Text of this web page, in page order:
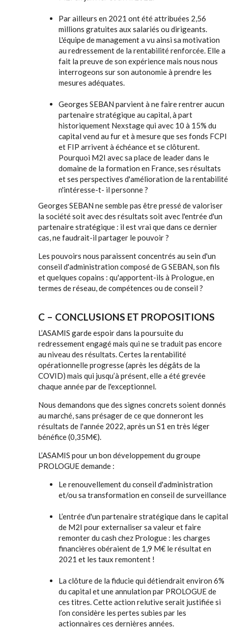
Par ailleurs en 2021 ont été attribuées 2,56
millions gratuites aux salariés ou dirigeants.
L'équipe de management a vu ainsi sa motivation
au redressement de la rentabilité renforcée. Elle a
fait la preuve de son expérience mais nous nous
interrogeons sur son autonomie à prendre les
mesures adéquates.
Georges SEBAN parvient à ne faire rentrer aucun
partenaire stratégique au capital, à part
historiquement Nexstage qui avec 10 à 15% du
capital vend au fur et à mesure que ses fonds FCPI
et FIP arrivent à échéance et se clôturent.
Pourquoi M2I avec sa place de leader dans le
domaine de la formation en France, ses résultats
et ses perspectives d'amélioration de la rentabilité
n'intéresse-t- il personne ?
Georges SEBAN ne semble pas être pressé de valoriser
la société soit avec des résultats soit avec l'entrée d'un
partenaire stratégique : il est vrai que dans ce dernier
cas, ne faudrait-il partager le pouvoir ?
Les pouvoirs nous paraissent concentrés au sein d'un
conseil d'administration composé de G SEBAN, son fils
et quelques copains : qu'apportent-ils à Prologue, en
termes de réseau, de compétences ou de conseil ?
C – CONCLUSIONS ET PROPOSITIONS
L’ASAMIS garde espoir dans la poursuite du
redressement engagé mais qui ne se traduit pas encore
au niveau des résultats. Certes la rentabilité
opérationnelle progresse (après les dégâts de la
COVID) mais qui jusqu’à présent, elle a été grevée
chaque année par de l'exceptionnel.
Nous demandons que des signes concrets soient donnés
au marché, sans présager de ce que donneront les
résultats de l'année 2022, après un S1 en très léger
bénéfice (0,35M€).
L’ASAMIS pour un bon développement du groupe
PROLOGUE demande :
Le renouvellement du conseil d'administration
et/ou sa transformation en conseil de surveillance
L’entrée d'un partenaire stratégique dans le capital
de M2I pour externaliser sa valeur et faire
remonter du cash chez Prologue : les charges
financières obéraient de 1,9 M€ le résultat en
2021 et les taux remontent !
La clôture de la fiducie qui détiendrait environ 6%
du capital et une annulation par PROLOGUE de
ces titres. Cette action relutive serait justifiée si
l’on considère les pertes subies par les
actionnaires ces dernières années.